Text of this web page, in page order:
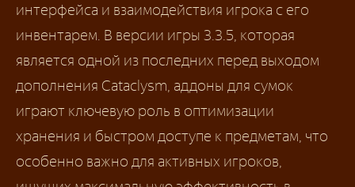
интерфейса и взаимодействия игрока с его
инвентарем. В версии игры 3.3.5, которая
является одной из последних перед выходом
дополнения Cataclysm, аддоны для сумок
играют ключевую роль в оптимизации
хранения и быстром доступе к предметам, что
особенно важно для активных игроков,